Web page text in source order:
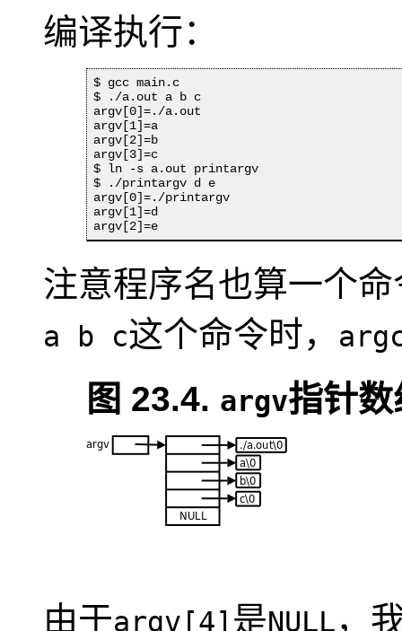
编译执行：
$ gcc main.c
$ ./a.out a b c
argv[0]=./a.out
argv[1]=a
argv[2]=b
argv[3]=c
$ ln -s a.out printargv
$ ./printargv d e
argv[0]=./printargv
argv[1]=d
argv[2]=e
注意程序名也算一个
a b c这个命令时，
图 23.4. argv指针数
由于argv[4] 是NULL，